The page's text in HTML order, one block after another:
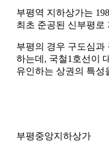
부평역 지하상가는
최초 준공된 신부평로
부평의 경우 구도심과
하는데, 국철1호선이
유인하는 상권의 특성
부평중앙지하상가